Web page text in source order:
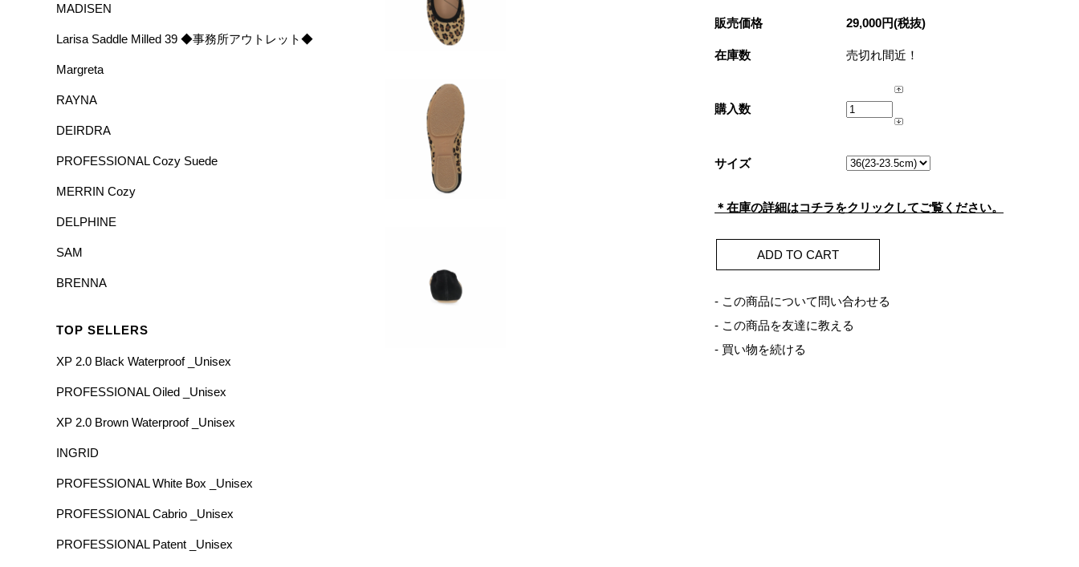
MADISEN
Larisa Saddle Milled 39 ◆事務所アウトレット◆
Margreta
RAYNA
DEIRDRA
PROFESSIONAL Cozy Suede
MERRIN Cozy
DELPHINE
SAM
BRENNA
TOP SELLERS
XP 2.0 Black Waterproof _Unisex
PROFESSIONAL Oiled _Unisex
XP 2.0 Brown Waterproof _Unisex
INGRID
PROFESSIONAL White Box _Unisex
PROFESSIONAL Cabrio _Unisex
PROFESSIONAL Patent _Unisex
販売価格 29,000円(税抜)
在庫数 売切れ間近！
購入数
サイズ
＊在庫の詳細はコチラをクリックしてご覧ください。
ADD TO CART
- この商品について問い合わせる
- この商品を友達に教える
- 買い物を続ける